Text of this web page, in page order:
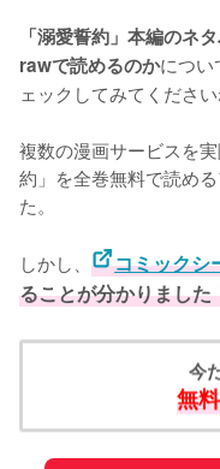
「溺愛誓約」本編のネ
rawで読めるのかについ
ェックしてみてください
複数の漫画サービスを
約」を全巻無料で読め
た。
しかし、 コミックシ
ることが分かりました
今
無